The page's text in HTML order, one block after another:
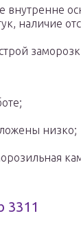
внутренне
наличие
низко;
3311